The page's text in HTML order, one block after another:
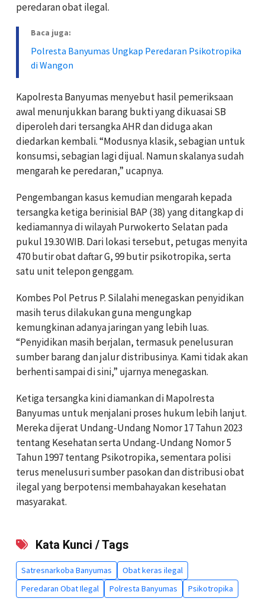
peredaran obat ilegal.
Baca juga:
Polresta Banyumas Ungkap Peredaran Psikotropika
di Wangon
Kapolresta Banyumas menyebut hasil pemeriksaan
awal menunjukkan barang bukti yang dikuasai SB
diperoleh dari tersangka AHR dan diduga akan
diedarkan kembali. “Modusnya klasik, sebagian untuk
konsumsi, sebagian lagi dijual. Namun skalanya sudah
mengarah ke peredaran,” ucapnya.
Pengembangan kasus kemudian mengarah kepada
tersangka ketiga berinisial BAP (38) yang ditangkap di
kediamannya di wilayah Purwokerto Selatan pada
pukul 19.30 WIB. Dari lokasi tersebut, petugas menyita
470 butir obat daftar G, 99 butir psikotropika, serta
satu unit telepon genggam.
Kombes Pol Petrus P. Silalahi menegaskan penyidikan
masih terus dilakukan guna mengungkap
kemungkinan adanya jaringan yang lebih luas.
“Penyidikan masih berjalan, termasuk penelusuran
sumber barang dan jalur distribusinya. Kami tidak akan
berhenti sampai di sini,” ujarnya menegaskan.
Ketiga tersangka kini diamankan di Mapolresta
Banyumas untuk menjalani proses hukum lebih lanjut.
Mereka dijerat Undang-Undang Nomor 17 Tahun 2023
tentang Kesehatan serta Undang-Undang Nomor 5
Tahun 1997 tentang Psikotropika, sementara polisi
terus menelusuri sumber pasokan dan distribusi obat
ilegal yang berpotensi membahayakan kesehatan
masyarakat.
Kata Kunci / Tags
Satresnarkoba Banyumas
Obat keras ilegal
Peredaran Obat Ilegal
Polresta Banyumas Psikotropika